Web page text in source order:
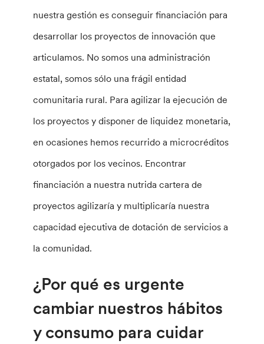
nuestra gestión es conseguir financiación para
desarrollar los proyectos de innovación que
articulamos. No somos una administración
estatal, somos sólo una frágil entidad
comunitaria rural. Para agilizar la ejecución de
los proyectos y disponer de liquidez monetaria,
en ocasiones hemos recurrido a microcréditos
otorgados por los vecinos. Encontrar
financiación a nuestra nutrida cartera de
proyectos agilizaría y multiplicaría nuestra
capacidad ejecutiva de dotación de servicios a
la comunidad.
¿Por qué es urgente
cambiar nuestros hábitos
y consumo para cuidar